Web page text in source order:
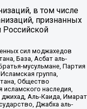
в том числе
признанных
Российской
сил моджахедов
База, Асбат аль-
мусульмане, Партия
группа,
Общество
наследия,
Аль-Каида, Имарат
Джабха аль-